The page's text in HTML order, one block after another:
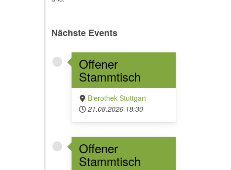
Nächste Events
Offener
Stammtisch
Bierothek Stuttgart
21.08.2026 18:30
Offener
Stammtisch